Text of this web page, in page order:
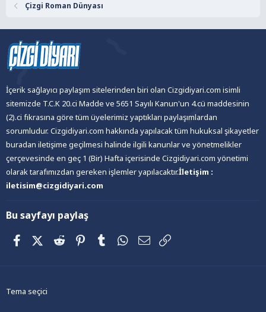
Çizgi Roman Dünyası
İçerik sağlayıcı paylaşım sitelerinden biri olan Cizgidiyari.com isimli
sitemizde T.C.K 20.ci Madde ve 5651 Sayılı Kanun'un 4.cü maddesinin
(2).ci fıkrasına göre tüm üyelerimiz yaptıkları paylaşımlardan
sorumludur. Cizgidiyari.com hakkında yapılacak tüm hukuksal şikayetler
buradan iletişime geçilmesi halinde ilgili kanunlar ve yönetmelikler
çerçevesinde en geç 1 (Bir) Hafta içerisinde Cizgidiyari.com yönetimi
olarak tarafımızdan gereken işlemler yapılacaktır.İletişim :
iletisim@cizgidiyari.com
Bu sayfayı paylaş
FacebookX (Twitter)
Reddit PinterestTumblrWhatsApp
E-posta
Tema seçici